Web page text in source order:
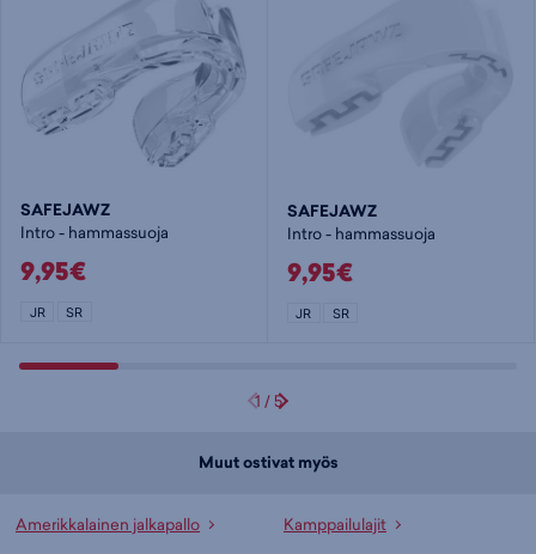
SAFEJAWZ
Intro - hammassuoja
9,95€
JR SR
SAFEJAWZ
Intro - hammassuoja
9,95€
JR SR
1 /5
Muut ostivat myös
Amerikkalainen jalkapallo Kamppailulajit